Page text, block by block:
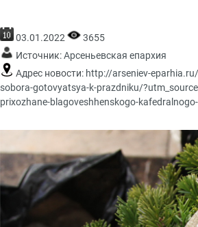
03.01.2022
3655
Источник:Арсеньевская епархия
Адрес новости: http://arseniev-
sobora-gotovyatsya-k-prazdniku/
prixozhane-blagoveshhenskogo-